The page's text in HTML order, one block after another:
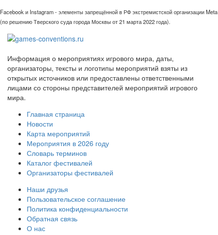
Facebook и Instagram - элементы запрещённой в РФ экстремистской организации Meta
(по решению Тверского суда города Москвы от 21 марта 2022 года).
Информация о мероприятиях игрового мира, даты,
организаторы, тексты и логотипы мероприятий взяты из
открытых источников или предоставлены ответственными
лицами со стороны представителей мероприятий игрового
мира.
Главная страница
Новости
Карта мероприятий
Мероприятия в 2026 году
Словарь терминов
Каталог фестивалей
Организаторы фестивалей
Наши друзья
Пользовательское соглашение
Политика конфиденциальности
Обратная связь
О нас